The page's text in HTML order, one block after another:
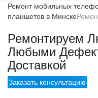
Ремонт мобильных
планшетов в Минске
Ремонтируем
Любыми
Доставкой
Заказать консультацию